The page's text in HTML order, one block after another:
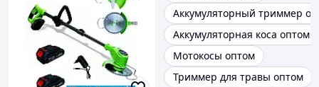
Аккумуляторный триммер
Аккумуляторная коса оптом
Мотокосы оптом
Триммер для травы оптом